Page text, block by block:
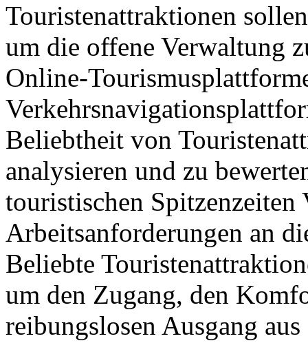
Touristenattraktionen
um die offene Verwaltung
Online-
Beliebtheit von
analysieren und zu
touristischen Spitzenzeiten
Arbeitsanforderungen an
Beliebte
um den Zugang, den
reibungslosen Ausgang